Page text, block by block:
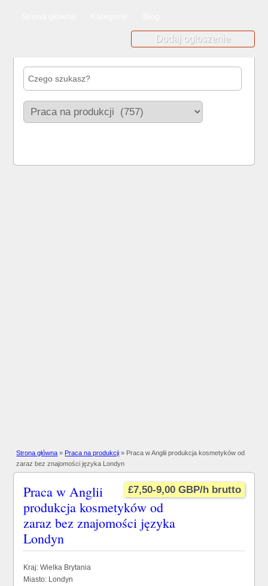
Dodaj ogłoszenie
Strona główna » Praca na produkcji » Praca w Anglii produkcja kosmetyków od
zaraz bez znajomości języka Londyn
£7,50-9,00 GBP/h brutto
Praca w Anglii
produkcja kosmetyków od
zaraz bez znajomości języka
Londyn
Kraj: Wielka Brytania
Miasto: Londyn